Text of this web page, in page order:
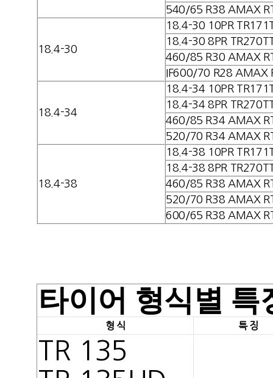
540/65 R38 AMAX
18.4-30
18.4-30 10PR
18.4-30 8PR
460/85 R30 AMAX
IF600/70 R28 AMAX
18.4-34
18.4-34 10PR
18.4-34 8PR
460/85 R34 AMAX
520/70 R34 AMAX
18.4-38
18.4-38 10PR
18.4-38 8PR
460/85 R38 AMAX
520/70 R38 AMAX
600/65 R38 AMAX
타이어 형식별 특
형 식 특 징
TR 135